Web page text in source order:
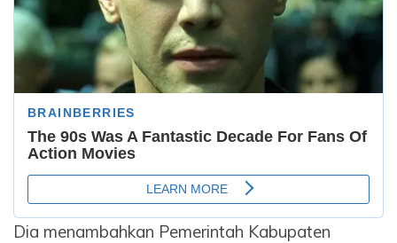
Dia menambahkan Pemerintah Kabupaten